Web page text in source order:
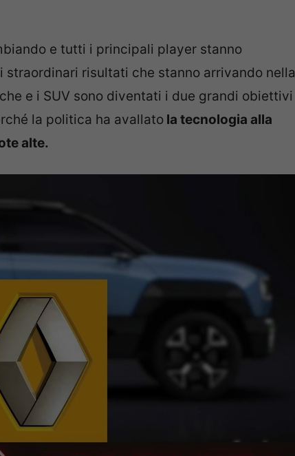
e tutti i principali player stanno
straordinari risultati che stanno arrivando nella
e i SUV sono diventati i due grandi obiettivi
la politica ha avallato la tecnologia alla
alte.